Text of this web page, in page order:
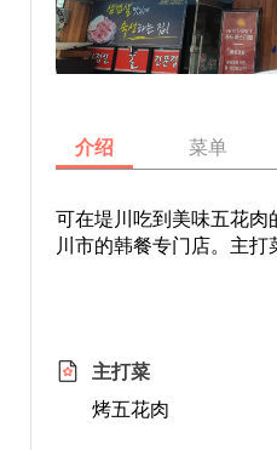
介绍 菜单
可在堤川吃到美味五花肉
川市的韩餐专门店。主打
主打菜
烤五花肉